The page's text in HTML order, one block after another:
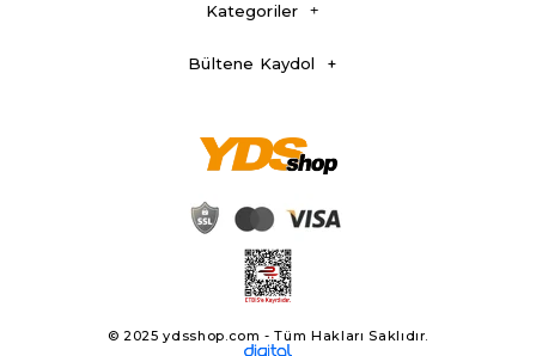
Kategoriler
Bültene Kaydol
© 2025 ydsshop.com - Tüm Hakları Saklıdır.